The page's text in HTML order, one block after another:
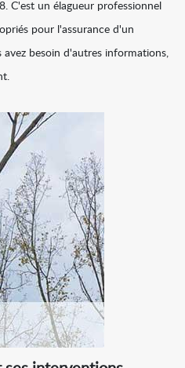
C'est un élagueur professionnel
pour l'assurance d'un
avez besoin d'autres informations,